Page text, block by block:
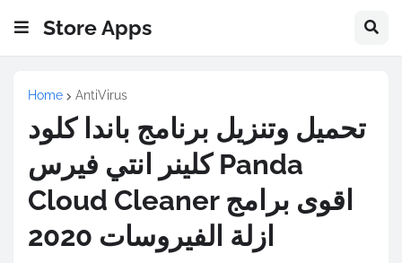
Store Apps
Home AntiVirus
تحميل وتنزيل برنامج باندا كلود
كلينر انتي فيرس Panda
Cloud Cleaner اقوى برامج
ازلة الفيروسات 2020